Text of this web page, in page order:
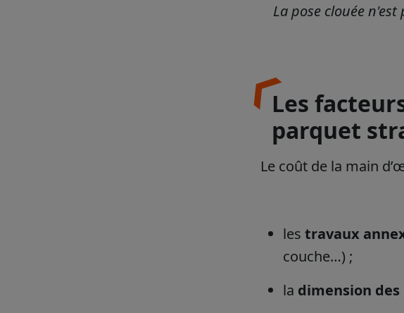
La pose clouée
Les
parquet
Le coût de la main
les travaux
couche…) ;
la dimension des